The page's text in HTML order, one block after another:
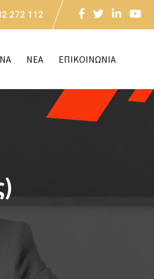
272 112
NEA ΕΠΙΚΟΙΝΩΝΙΑ